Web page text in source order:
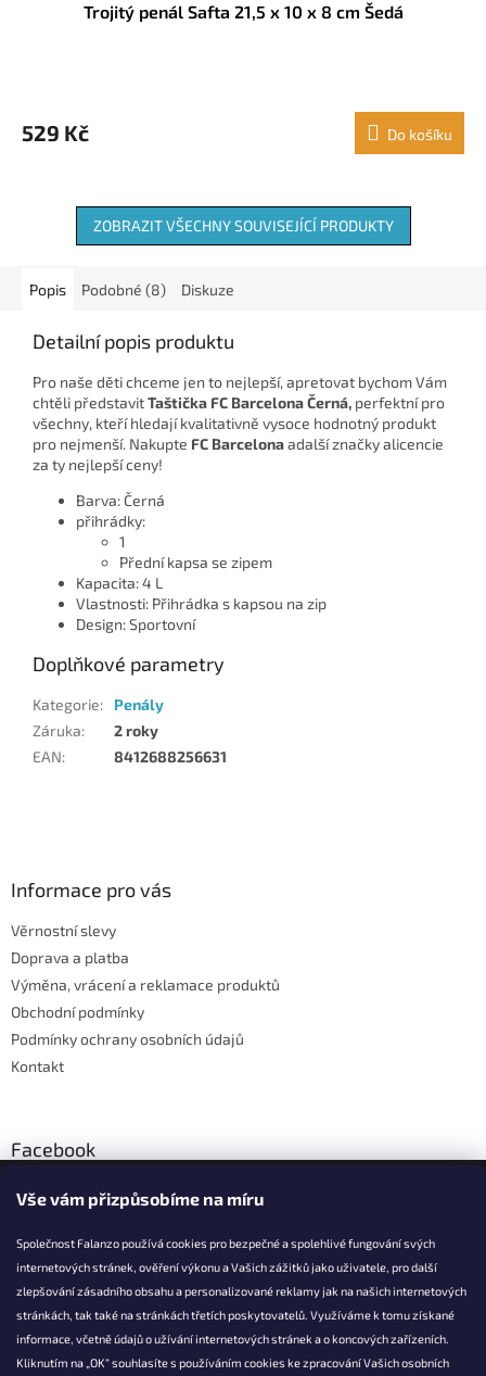
Vše vám přizpůsobíme na míru
Společnost Falanzo používá cookies pro bezpečné a spolehlivé fungování svých
internetových stránek, ověření výkonu a Vašich zážitků jako uživatele, pro další
zlepšování zásadního obsahu a personalizované reklamy jak na našich internetových
stránkách, tak také na stránkách třetích poskytovatelů. Využíváme k tomu získané
informace, včetně údajů o užívání internetových stránek a o koncových zařízeních.
Kliknutím na „OK“ souhlasíte s používáním cookies ke zpracování Vašich osobních
Trojitý penál Safta 21,5 x 10 x 8 cm Šedá
529 Kč Do košíku
ZOBRAZIT VŠECHNY SOUVISEJÍCÍ PRODUKTY
Popis Podobné (8) Diskuze
Detailní popis produktu
Pro naše děti chceme jen to nejlepší, apretovat bychom Vám
chtěli představitTaštička FC Barcelona Černá, perfektní pro
všechny, kteří hledají kvalitativně vysoce hodnotný produkt
pro nejmenší. Nakupte FC Barcelonaadalší značky alicencie
za ty nejlepší ceny!
Barva: Černá
přihrádky:
1
Přední kapsa se zipem
Kapacita: 4 L
Vlastnosti: Přihrádka s kapsou na zip
Design: Sportovní
Doplňkové parametry
Kategorie:
Penály
Záruka:
2 roky
EAN: 8412688256631
Informace pro vás
Věrnostní slevy
Doprava a platba
Výměna, vrácení a reklamace produktů
Obchodní podmínky
Podmínky ochrany osobních údajů
Kontakt
Facebook
KONTAKT
info@falanzo.cz
Falanzo.cz